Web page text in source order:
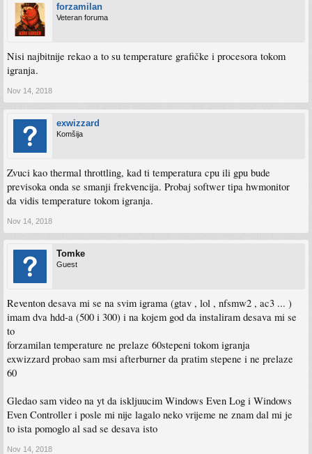
forzamilan
Veteran foruma
Nisi najbitnije rekao a to su temperature grafičke i procesora tokom
igranja.
Nov 14, 2018
exwizzard
Komšija
Zvuci kao thermal throttling, kad ti temperatura cpu ili gpu bude
previsoka onda se smanji frekvencija. Probaj softwer tipa hwmonitor
da vidis temperature tokom igranja.
Nov 14, 2018
Tomke
Guest
Reventon desava mi se na svim igrama (gtav , lol , nfsmw2 , ac3 ... )
imam dva hdd-a (500 i 300) i na kojem god da instaliram desava mi se
to
forzamilan temperature ne prelaze 60stepeni tokom igranja
exwizzard probao sam msi afterburner da pratim stepene i ne prelaze
60
Gledao sam video na yt da iskljuucim Windows Even Log i Windows
Even Controller i posle mi nije lagalo neko vrijeme ne znam dal mi je
to ista pomoglo al sad se desava isto
Nov 14, 2018